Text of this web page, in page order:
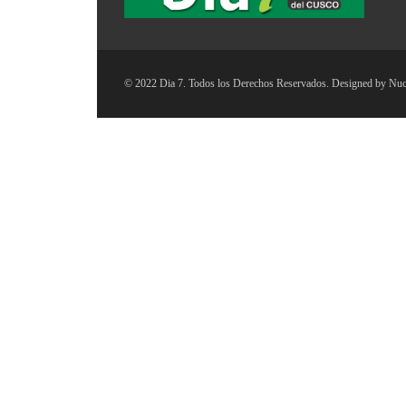
© 2022 Dia 7. Todos los Derechos Reservados. Designed by